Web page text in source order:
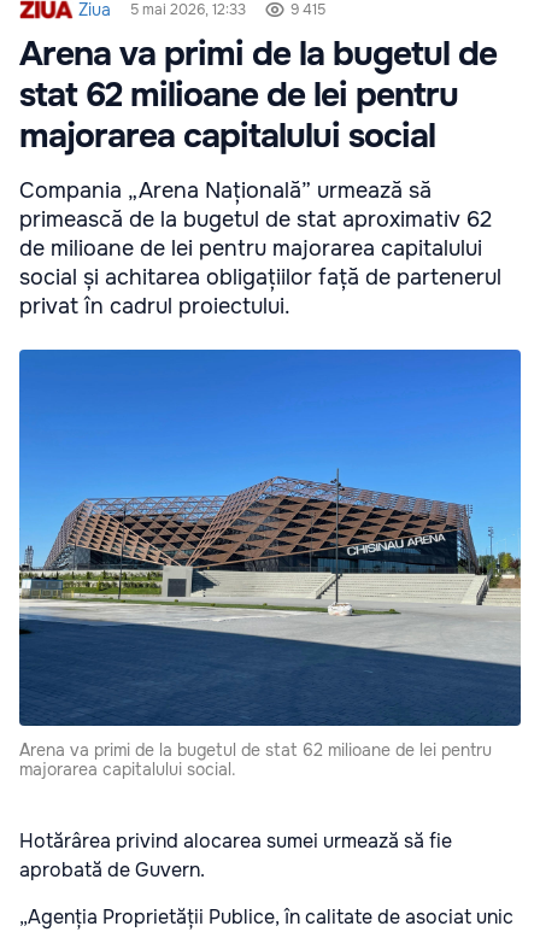
Ziua 5 mai 2026, 12:33 9 415
Arena va primi de la bugetul de
stat 62 milioane de lei pentru
majorarea capitalului social
Compania „Arena Națională” urmează să
primească de la bugetul de stat aproximativ 62
de milioane de lei pentru majorarea capitalului
social și achitarea obligațiilor față de partenerul
privat în cadrul proiectului.
Arena va primi de la bugetul de stat 62 milioane de lei pentru
majorarea capitalului social.
Hotărârea privind alocarea sumei urmează să fie
aprobată de Guvern.
„Agenția Proprietății Publice, în calitate de asociat unic